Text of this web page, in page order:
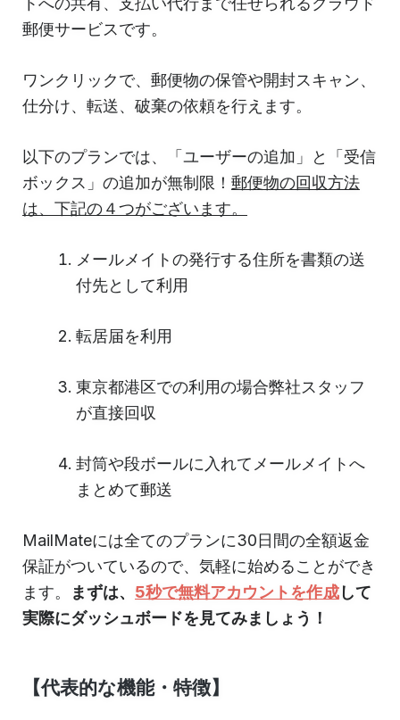
郵便サービスです。
ワンクリックで、郵便物の保管や開封スキャン、
仕分け、転送、破棄の依頼を行えます。
以下のプランでは、「ユーザーの追加」と「受信
ボックス」の追加が無制限！ 郵便物の回収方法
は、下記の４つがございます。
メールメイトの発行する住所を書類の送
付先として利用
転居届を利用
東京都港区での利用の場合弊社スタッフ
が直接回収
封筒や段ボールに入れてメールメイトへ
まとめて郵送
MailMateには全てのプランに30日間の全額返金
保証がついているので、気軽に始めることができ
ます。
まずは、 5秒で無料アカウントを作成して
実際にダッシュボードを見てみましょう！
【代表的な機能・特徴】